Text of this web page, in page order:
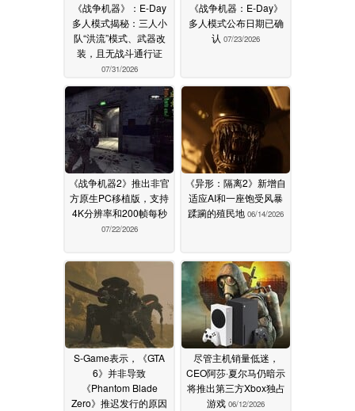
《战争机器》：E-Day
多人模式揭秘：三人小
队“洪流”模式、武器改
装，且无战斗通行证
07/31/2026
《战争机器：E-Day》
多人模式公布日期已确
认 07/23/2026
《战争机器2》推出非官
方原生PC移植版，支持
4K分辨率和200帧每秒
07/22/2026
《异形：隔离2》新增自
适应AI和一座饱受风暴
蹂躏的殖民地 06/14/2026
S-Game表示，《GTA
6》并非导致
《Phantom Blade
Zero》推迟发行的原因
尽管主机销量低迷，
CEO阿莎·夏尔马仍暗示
将推出第三方Xbox独占
游戏 06/12/2026